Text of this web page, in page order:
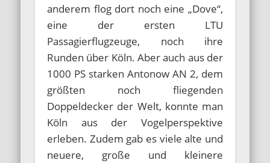
anderem flog dort noch eine „Dove“,
eine der ersten LTU
Passagierflugzeuge, noch ihre
Runden über Köln. Aber auch aus der
1000 PS starken Antonow AN 2, dem
größten noch fliegenden
Doppeldecker der Welt, konnte man
Köln aus der Vogelperspektive
erleben. Zudem gab es viele alte und
neuere, große und kleinere